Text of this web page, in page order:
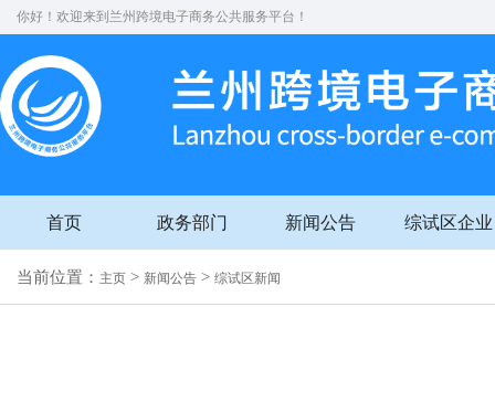
你好！欢迎来到兰州跨境电子商务公共服务平台！
首页 政务部门 新闻公告 综试区企业
当前位置： 主页 > 新闻公告 > 综试区新闻